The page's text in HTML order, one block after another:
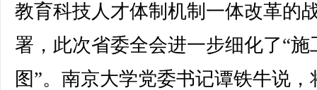
教育科技人才体制机制一体改革的
署，此次省委全会进一步细化了“施
图”。南京大学党委书记谭铁牛说，